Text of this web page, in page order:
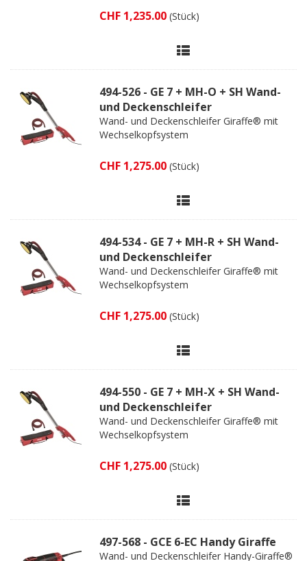
CHF 1,235.00 (Stück)
494-526 - GE 7 + MH-O + SH Wand-
und Deckenschleifer
Wand- und Deckenschleifer Giraffe® mit
Wechselkopfsystem
CHF 1,275.00 (Stück)
494-534 - GE 7 + MH-R + SH Wand-
und Deckenschleifer
Wand- und Deckenschleifer Giraffe® mit
Wechselkopfsystem
CHF 1,275.00 (Stück)
494-550 - GE 7 + MH-X + SH Wand-
und Deckenschleifer
Wand- und Deckenschleifer Giraffe® mit
Wechselkopfsystem
CHF 1,275.00 (Stück)
497-568 - GCE 6-EC Handy Giraffe
Wand- und Deckenschleifer Handy-Giraffe®